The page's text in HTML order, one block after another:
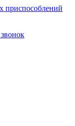
приспособлений
звонок